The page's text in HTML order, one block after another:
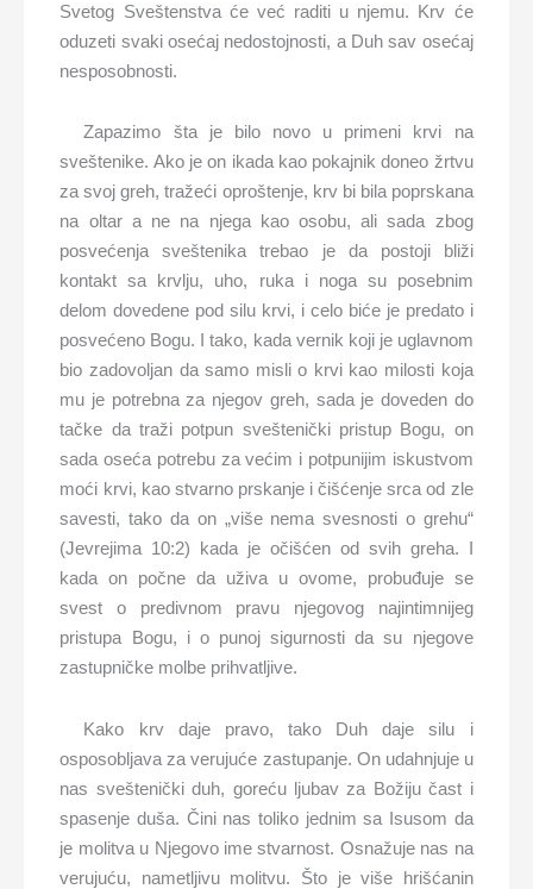
Svetog Sveštenstva će već raditi u njemu. Krv će
oduzeti svaki osećaj nedostojnosti, a Duh sav osećaj
nesposobnosti.
Zapazimo šta je bilo novo u primeni krvi na
sveštenike. Ako je on ikada kao pokajnik doneo žrtvu
za svoj greh, tražeći oproštenje, krv bi bila poprskana
na oltar a ne na njega kao osobu, ali sada zbog
posvećenja sveštenika trebao je da postoji bliži
kontakt sa krvlju, uho, ruka i noga su posebnim
delom dovedene pod silu krvi, i celo biće je predato i
posvećeno Bogu. I tako, kada vernik koji je uglavnom
bio zadovoljan da samo misli o krvi kao milosti koja
mu je potrebna za njegov greh, sada je doveden do
tačke da traži potpun sveštenički pristup Bogu, on
sada oseća potrebu za većim i potpunijim iskustvom
moći krvi, kao stvarno prskanje i čišćenje srca od zle
savesti, tako da on „više nema svesnosti o grehu“
(Jevrejima 10:2) kada je očišćen od svih greha. I
kada on počne da uživa u ovome, probuđuje se
svest o predivnom pravu njegovog najintimnijeg
pristupa Bogu, i o punoj sigurnosti da su njegove
zastupničke molbe prihvatljive.
Kako krv daje pravo, tako Duh daje silu i
osposobljava za verujuće zastupanje. On udahnjuje u
nas sveštenički duh, goreću ljubav za Božiju čast i
spasenje duša. Čini nas toliko jednim sa Isusom da
je molitva u Njegovo ime stvarnost. Osnažuje nas na
verujuću, nametljivu molitvu. Što je više hrišćanin